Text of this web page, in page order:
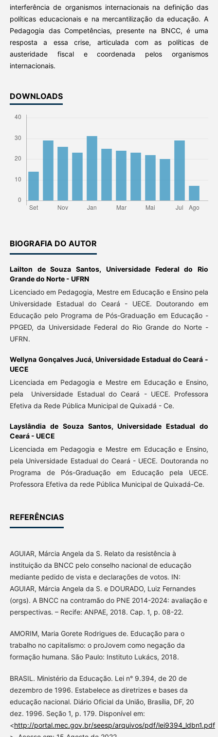
interferência de organismos internacionais na definição das
políticas educacionais e na mercantilização da educação. A
Pedagogia das Competências, presente na BNCC, é uma
resposta a essa crise, articulada com as políticas de
austeridade fiscal e coordenada pelos organismos
internacionais.
DOWNLOADS
BIOGRAFIA DO AUTOR
Lailton de Souza Santos, Universidade Federal do Rio
Grande do Norte - UFRN
Licenciado em Pedagogia, Mestre em Educação e Ensino pela
Universidade Estadual do Ceará - UECE. Doutorando em
Educação pelo Programa de Pós-Graduação em Educação -
PPGED, da Universidade Federal do Rio Grande do Norte -
UFRN.
Wellyna Gonçalves Jucá,Universidade Estadual do Ceará -
UECE
Licenciada em Pedagogia e Mestre em Educação e Ensino,
pela Universidade Estadual do Ceará - UECE. Professora
Efetiva da Rede Pública Municipal de Quixadá - Ce.
Layslândia de Souza Santos,Universidade Estadual do
Ceará - UECE
Licenciada em Pedagogia e Mestre em Educação e Ensino,
pela Universidade Estadual do Ceará - UECE. Doutoranda no
Programa de Pós-Graduação em Educação pela UECE.
Professora Efetiva da rede Pública Municipal de Quixadá-Ce.
REFERÊNCIAS
AGUIAR, Márcia Angela da S. Relato da resistência à
instituição da BNCC pelo conselho nacional de educação
mediante pedido de vista e declarações de votos. IN:
AGUIAR, Márcia Angela da S. e DOURADO, Luiz Fernandes
(orgs). A BNCC na contramão do PNE 2014-2024: avaliação e
perspectivas. – Recife: ANPAE, 2018. Cap. 1, p. 08-22.
AMORIM, Maria Gorete Rodrigues de. Educação para o
trabalho no capitalismo: o proJovem como negação da
formação humana. São Paulo: Instituto Lukács, 2018.
BRASIL. Ministério da Educação. Lei n° 9.394, de 20 de
dezembro de 1996. Estabelece as diretrizes e bases da
educação nacional. Diário Oficial da União, Brasília, DF, 20
dez. 1996. Seção 1, p. 179. Disponível em:
<http://portal.mec.gov.br/seesp/arquivos/pdf/lei9394_ldbn1.pdf